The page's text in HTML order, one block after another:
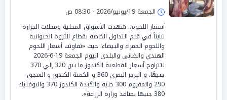
الجمعة 19/يونيو/2026 - 08:30 ص
أسعار اللحوم.. شهدت الأسواق المحلية ومحلات الجزارة
تبايناً في قيم التداول الخاصة بقطاع الثروة الحيوانية
واللحوم الحمراء والبيضاء؛ حيث «تفاوتت أسعار اللحوم
الهندي والضاني والبلدي اليوم الجمعة 19-6-2026
لتتراوح أسعار القطعية الكندوز ما بين 320 إلي 370
جنيهًا، و البرجر البقري 360 و الكفتة الكندوز و السجق
290 والمفروم 300 جنيه والكبدة الكندوز 370 والبوفتيك
380 جنيها بمنافذ وزارة الزراعة».